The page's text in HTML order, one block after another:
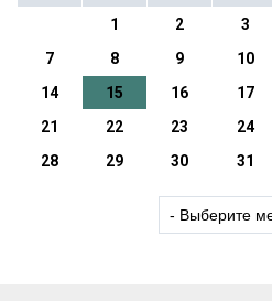
1 2 3
7
8 9 10
14
15 16 17
21
22 23 24
28
29 30 31